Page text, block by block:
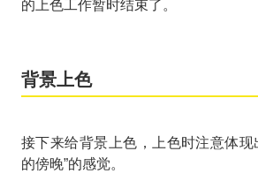
的上色工作暂时结束了。
背景上色
接下来给背景上色，上色时注意体现
的傍晚”的感觉。